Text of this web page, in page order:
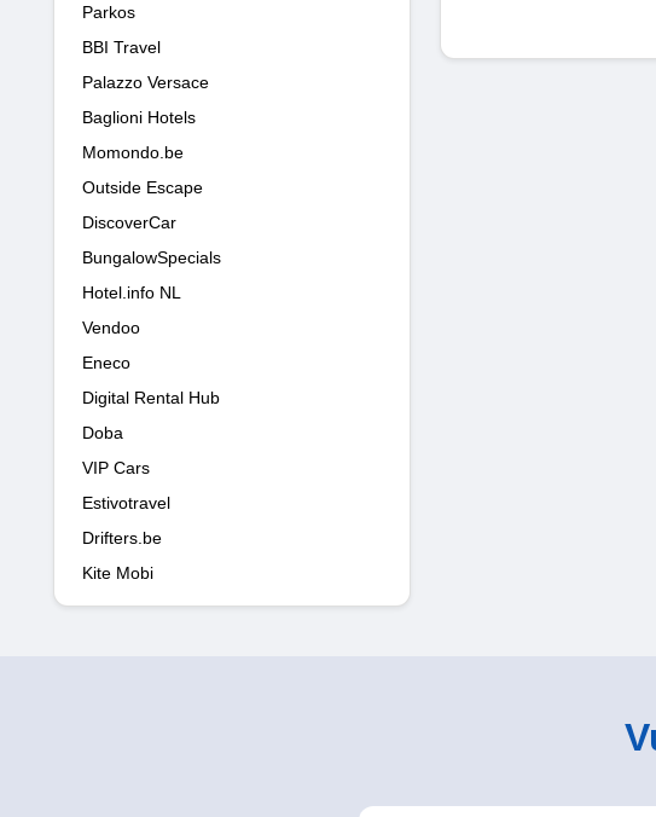
Parkos
BBI Travel
Palazzo Versace
Baglioni Hotels
Momondo.be
Outside Escape
DiscoverCar
BungalowSpecials
Hotel.info NL
Vendoo
Eneco
Digital Rental Hub
Doba
VIP Cars
Estivotravel
Drifters.be
Kite Mobi